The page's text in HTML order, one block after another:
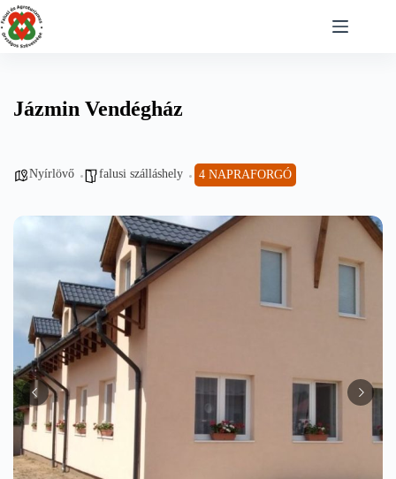
Skip
to
content
Jázmin Vendégház
Nyírlövő falusi szálláshely 4 NAPRAFORGÓ